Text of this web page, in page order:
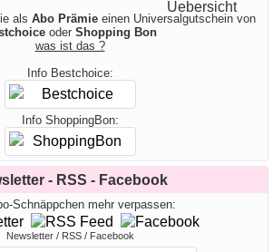
als Abo Prämieeinen Universalgutschein von
oder Shopping Bon
was ist das ?
Info Bestchoice:
Info ShoppingBon:
- RSS - Facebook
Schnäppchen mehr verpassen:
Newsletter / RSS / Facebook